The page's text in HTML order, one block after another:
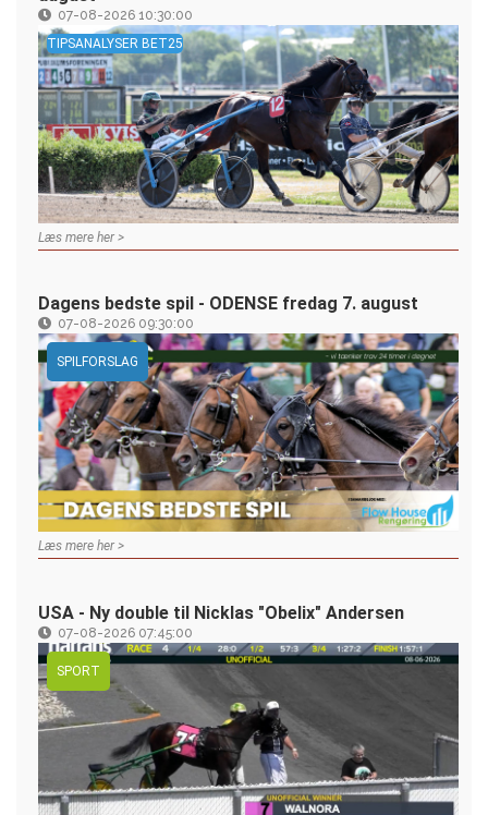
07-08-2026 10:30:00
TIPSANALYSER BET25
Læs mere her >
Dagens bedste spil - ODENSE fredag 7. august
07-08-2026 09:30:00
SPILFORSLAG
Læs mere her >
USA - Ny double til Nicklas "Obelix" Andersen
07-08-2026 07:45:00
SPORT